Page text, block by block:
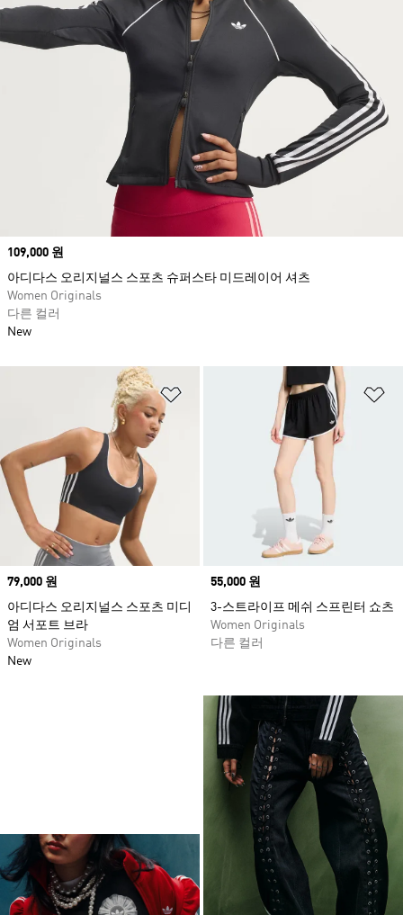
위시리스트 담기
Price
79,000 원
아디다스 오리지널스 스포츠 미디
엄 서포트 브라
Women Originals
New
Price
55,000 원
3-스트라이프 메쉬 스프린터 쇼츠
Women Originals
다른 컬러
Price
109,000 원
아디다스 오리지널스 스포츠 슈퍼스타 미드레이어 셔츠
Women Originals
다른 컬러
New